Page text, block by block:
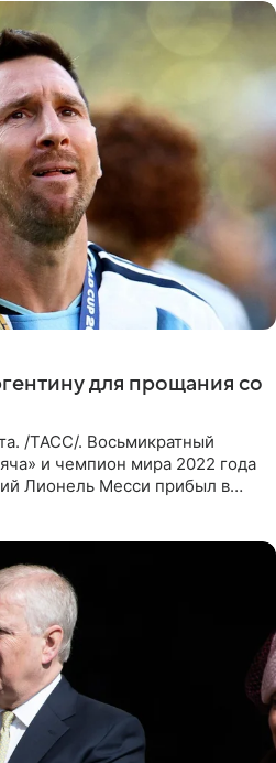
для прощания со
/ТАСС/. Восьмикратный
и чемпион мира 2022 года
Лионель Месси прибыл в